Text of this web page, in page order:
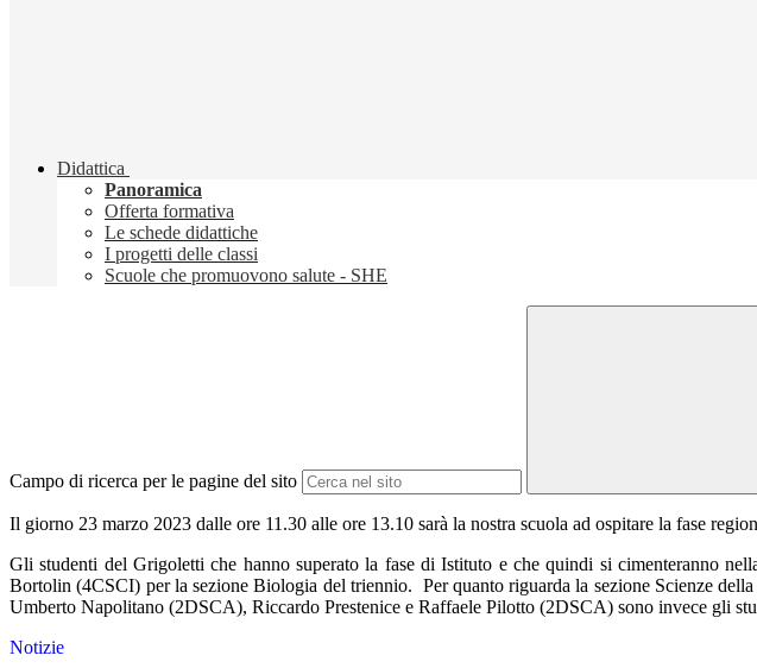
Didattica
Panoramica
Offerta formativa
Le schede didattiche
I progetti delle classi
Scuole che promuovono salute - SHE
Campo di ricerca per le pagine del sito
Il giorno 23 marzo 2023 dalle ore 11.30 alle ore 13.10 sarà la nostra scuola ad ospitare la fase
Gli studenti del Grigoletti che hanno superato la fase di Istituto e che quindi si cimenteranno
Bortolin (4CSCI) per la sezione Biologia del triennio. Per quanto riguarda la sezione Scienze
Umberto Napolitano (2DSCA), Riccardo Prestenice e Raffaele Pilotto (2DSCA) sono invece gli
Notizie